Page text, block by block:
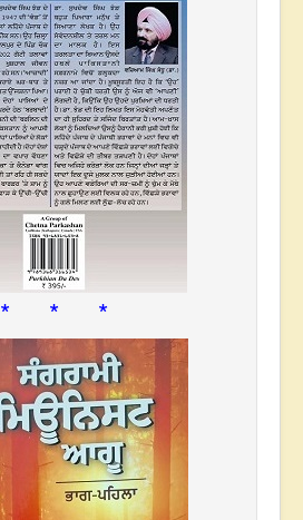
* * *